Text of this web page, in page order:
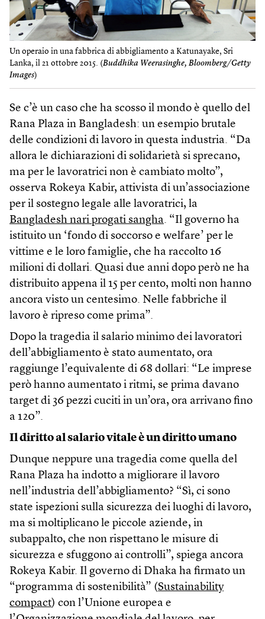
Un operaio in una fabbrica di abbigliamento a Katunayake, Sri
Lanka, il 21 ottobre 2015. (Buddhika Weerasinghe, Bloomberg/Getty
Images)
Se c’è un caso che ha scosso il mondo è quello del
Rana Plaza in Bangladesh: un esempio brutale
delle condizioni di lavoro in questa industria. “Da
allora le dichiarazioni di solidarietà si sprecano,
ma per le lavoratrici non è cambiato molto”,
osserva Rokeya Kabir, attivista di un’associazione
per il sostegno legale alle lavoratrici, la
Bangladesh nari progati sangha. “Il governo ha
istituito un ‘fondo di soccorso e welfare’ per le
vittime e le loro famiglie, che ha raccolto 16
milioni di dollari. Quasi due anni dopo però ne ha
distribuito appena il 15 per cento, molti non hanno
ancora visto un centesimo. Nelle fabbriche il
lavoro è ripreso come prima”.
Dopo la tragedia il salario minimo dei lavoratori
dell’abbigliamento è stato aumentato, ora
raggiunge l’equivalente di 68 dollari: “Le imprese
però hanno aumentato i ritmi, se prima davano
target di 36 pezzi cuciti in un’ora, ora arrivano fino
a 120”.
Il diritto al salario vitale è un diritto umano
Dunque neppure una tragedia come quella del
Rana Plaza ha indotto a migliorare il lavoro
nell’industria dell’abbigliamento? “Sì, ci sono
state ispezioni sulla sicurezza dei luoghi di lavoro,
ma si moltiplicano le piccole aziende, in
subappalto, che non rispettano le misure di
sicurezza e sfuggono ai controlli”, spiega ancora
Rokeya Kabir. Il governo di Dhaka ha firmato un
“programma di sostenibilità” (Sustainability
compact) con l’Unione europea e